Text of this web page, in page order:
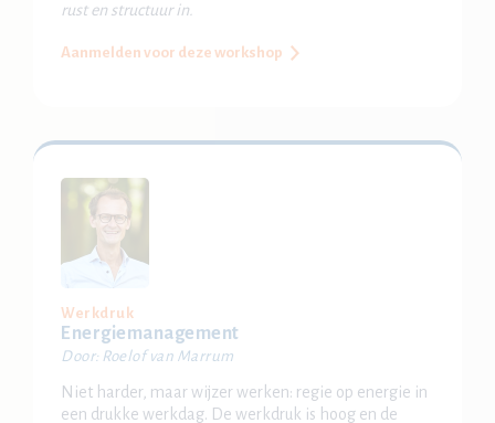
rust en structuur in.
Aanmelden voor deze workshop
Werkdruk
Energiemanagement
Door: Roelof van Marrum
Niet harder, maar wijzer werken: regie op energie in
een drukke werkdag. De werkdruk is hoog en de